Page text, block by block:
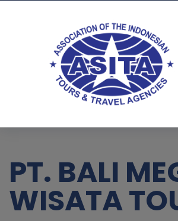
PT. BALI
WISATA